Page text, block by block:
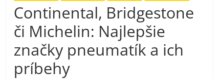
Continental, Bridgestone
či Michelin: Najlepšie
značky pneumatík a ich
príbehy